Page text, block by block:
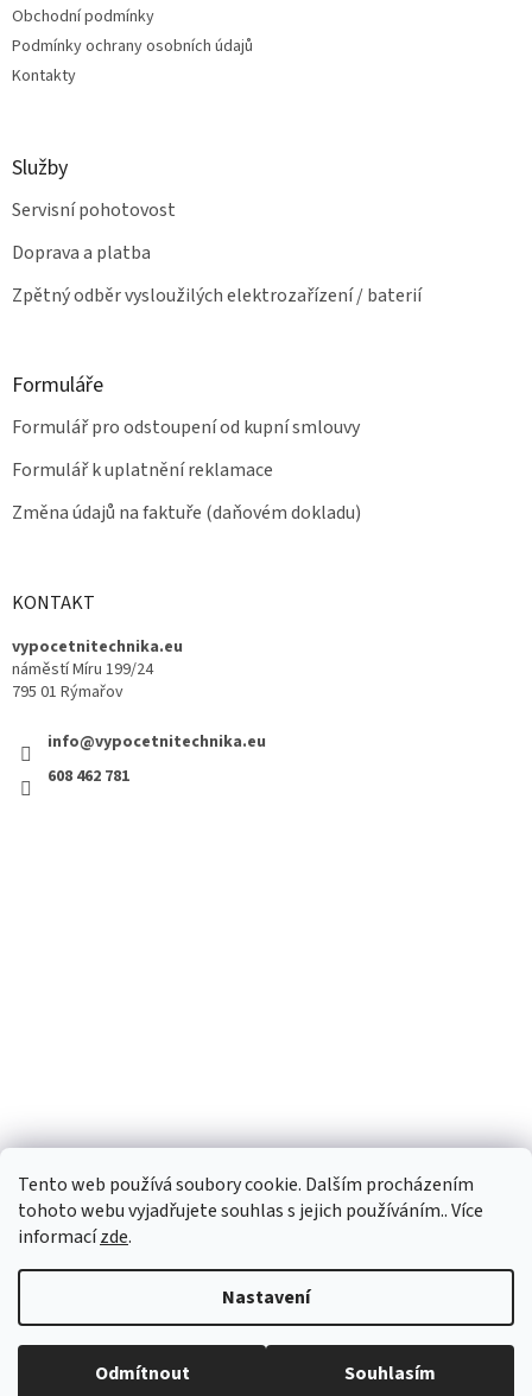
Tento web používá soubory cookie. Dalším procházením
tohoto webu vyjadřujete souhlas s jejich používáním.. Více
informacízde.
Nastavení
Odmítnout Souhlasím
Obchodní podmínky
Podmínky ochrany osobních údajů
Kontakty
Služby
Servisní pohotovost
Doprava a platba
Zpětný odběr vysloužilých elektrozařízení / baterií
Formuláře
Formulář pro odstoupení od kupní smlouvy
Formulář k uplatnění reklamace
Změna údajů na faktuře (daňovém dokladu)
KONTAKT
vypocetnitechnika.eu
náměstí Míru 199/24
795 01 Rýmařov
info@vypocetnitechnika.eu
608 462 781
Copyright 2026vypocetnitechnika.eu. Všechna práva vyhrazena.
Upravit nastavení cookies